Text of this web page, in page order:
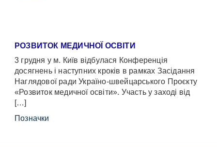
РОЗВИТОК МЕДИЧНОЇ ОСВІТИ
3 грудня у м. Київ відбулася Конференція
досягнень і наступних кроків в рамках Засідання
Наглядової ради Україно-швейцарського Проєкту
«Розвиток медичної освіти». Участь у заході від
[…]
Позначки